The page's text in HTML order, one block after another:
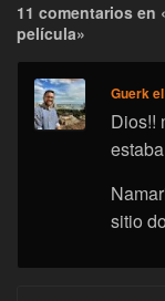
11 comentarios en
película»
Guerk
Dios!!
sitio